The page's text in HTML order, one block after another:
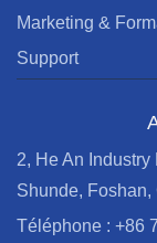
Marketing &
Support
2, He An
Shunde,
Téléphone : +86